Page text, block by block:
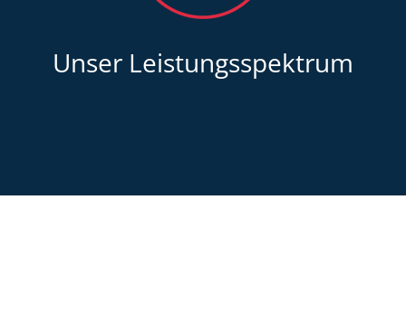
Unser Leistungsspektrum